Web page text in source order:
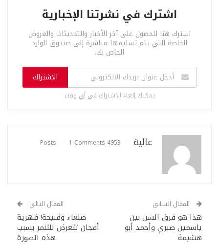
اشترك في نشرتنا الإخبارية
اشترك هنا للحصول على آخر الأخبار والتحديثات والعروض
الخاصة التي يتم تسليمها مباشرة إلى صندوق الوارد
الخاص بك.
الاشتراك
يمكنك إلغاء الاشتراك في أي وقت
عالية 4953 Posts
1 Comments
المقال السابق
هذا هو فرق السن بين
ياسمين صبري وأحمد أبو
هشيمة
المقال التالي
صلعاء وقبيحة! فهرية
أفجان تتعرض للتنمر بسبب
هذه الصورة